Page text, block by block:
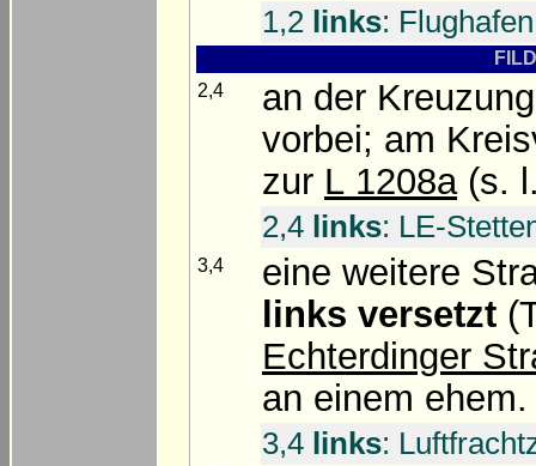
1,2 links: Flughafen
2,4
an der
vorbei; am
zur L 1208a(s.
2,4 links: LE-
3,4
eine weitere
links versetzt
Echterdinger
an einem
3,4 links: